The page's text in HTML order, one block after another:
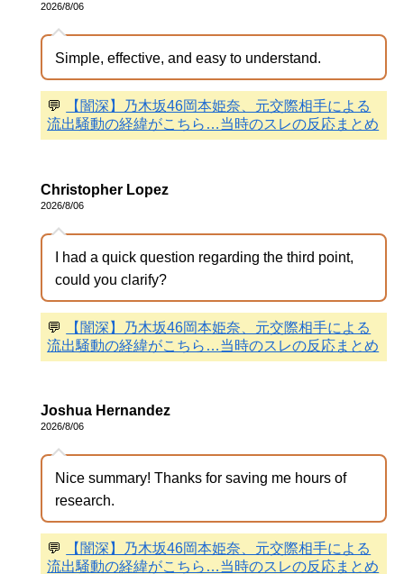
2026/8/06
Simple, effective, and easy to understand.
💬
【闇深】乃木坂46岡本姫奈、元交際相手による
流出騒動の経緯がこちら…当時のスレの反応まとめ
Christopher Lopez
2026/8/06
I had a quick question regarding the third point,
could you clarify?
💬
【闇深】乃木坂46岡本姫奈、元交際相手による
流出騒動の経緯がこちら…当時のスレの反応まとめ
Joshua Hernandez
2026/8/06
Nice summary! Thanks for saving me hours of
research.
💬
【闇深】乃木坂46岡本姫奈、元交際相手による
流出騒動の経緯がこちら…当時のスレの反応まとめ